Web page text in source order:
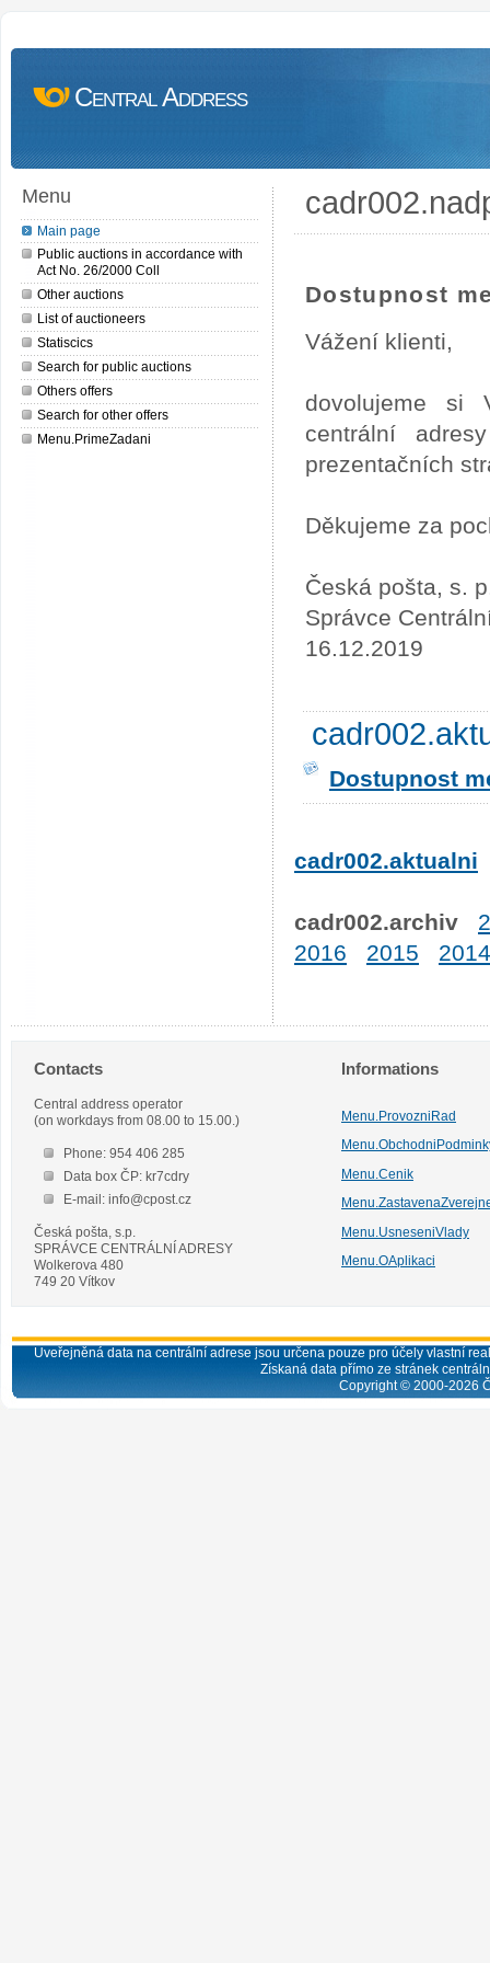
Central Address
Menu
Main page
Public auctions in accordance with
Act No. 26/2000 Coll
Other auctions
List of auctioneers
Statiscics
Search for public auctions
Others offers
Search for other offers
Menu.PrimeZadani
Dostupnost
Vážení klienti,
dovolujeme si
centrální
prezentačních
Děkujeme za
Česká pošta, s.
Správce
16.12.2019
Dostupnost
cadr002.aktualni
cadr002.archiv
2016
2015 2014
Contacts
Central address operator
(on workdays from 08.00 to 15.00.)
Phone: 954 406 285
Data box ČP: kr7cdry
E-mail: info@cpost.cz
Česká pošta, s.p.
SPRÁVCE CENTRÁLNÍ ADRESY
Wolkerova 480
749 20 Vítkov
Informations
Menu.ProvozniRad
Menu.Cenik
Menu.UsneseniVlady
Menu.OAplikaci
Uveřejněná data na centrální adrese jsou určena pouze pro účely vlastní
Získaná data přímo ze stránek
Copyright © 2000-2026